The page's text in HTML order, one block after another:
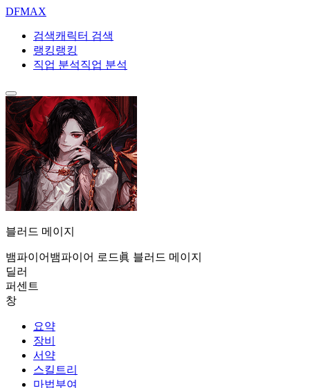
DFMAX
검색캐릭터 검색
랭킹랭킹
직업 분석직업 분석
블러드 메이지
뱀파이어 뱀파이어 로드眞 블러드 메이지
딜러
퍼센트
창
요약
장비
서약
스킬트리
마법부여